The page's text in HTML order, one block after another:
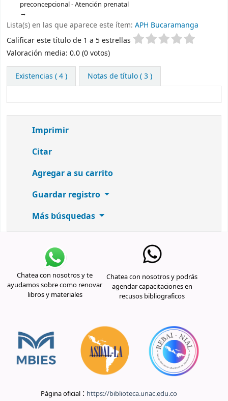
preconcepcional - Atención prenatal
Lista(s) en las que aparece este ítem: APH Bucaramanga
Valoración
Calificar este título de 1 a 5 estrellas
Valoración media: 0.0 (0 votos)
Existencias ( 4 ) Notas de título ( 3 )
Imprimir
Citar
Agregar a su carrito
Guardar registro
Más búsquedas
Chatea con nosotros y te
ayudamos sobre como renovar
libros y materiales
Chatea con nosotros y podrás
agendar capacitaciones en
recusos bibliograficos
Página oficial : https://biblioteca.unac.edu.co